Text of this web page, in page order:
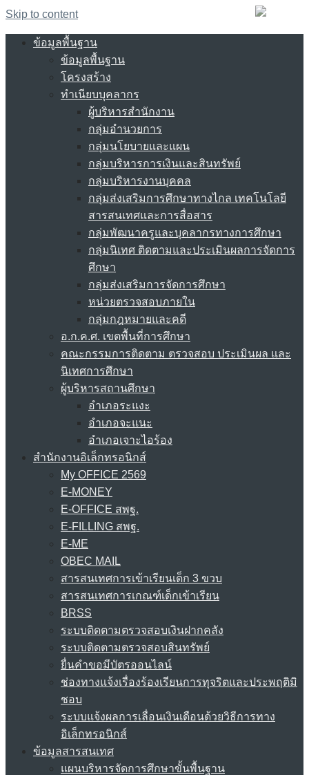
Skip to content
ข้อมูลพื้นฐาน
ข้อมูลพื้นฐาน
โครงสร้าง
ทำเนียบบุคลากร
ผู้บริหารสำนักงาน
กลุ่มอำนวยการ
กลุ่มนโยบายและแผน
กลุ่มบริหารการเงินและสินทรัพย์
กลุ่มบริหารงานบุคคล
กลุ่มส่งเสริมการศึกษาทางไกล เทคโนโลยี
สารสนเทศและการสื่อสาร
กลุ่มพัฒนาครูและบุคลากรทางการศึกษา
กลุ่มนิเทศ ติดตามและประเมินผลการจัดการ
ศึกษา
กลุ่มส่งเสริมการจัดการศึกษา
หน่วยตรวจสอบภายใน
กลุ่มกฎหมายและคดี
อ.ก.ค.ศ. เขตพื้นที่การศึกษา
คณะกรรมการติดตาม ตรวจสอบ ประเมินผล และ
นิเทศการศึกษา
ผู้บริหารสถานศึกษา
อำเภอระแงะ
อำเภอจะแนะ
อำเภอเจาะไอร้อง
สำนักงานอิเล็กทรอนิกส์
My OFFICE 2569
E-MONEY
E-OFFICE สพฐ.
E-FILLING สพฐ.
E-ME
OBEC MAIL
สารสนเทศการเข้าเรียนเด็ก 3 ขวบ
สารสนเทศการเกณฑ์เด็กเข้าเรียน
BRSS
ระบบติดตามตรวจสอบเงินฝากคลัง
ระบบติดตามตรวจสอบสินทรัพย์
ยื่นคำขอมีบัตรออนไลน์
ช่องทางแจ้งเรื่องร้องเรียนการทุจริตและประพฤติมิ
ชอบ
ระบบแจ้งผลการเลื่อนเงินเดือนด้วยวิธีการทาง
อิเล็กทรอนิกส์
ข้อมูลสารสนเทศ
แผนบริหารจัดการศึกษาขั้นพื้นฐาน